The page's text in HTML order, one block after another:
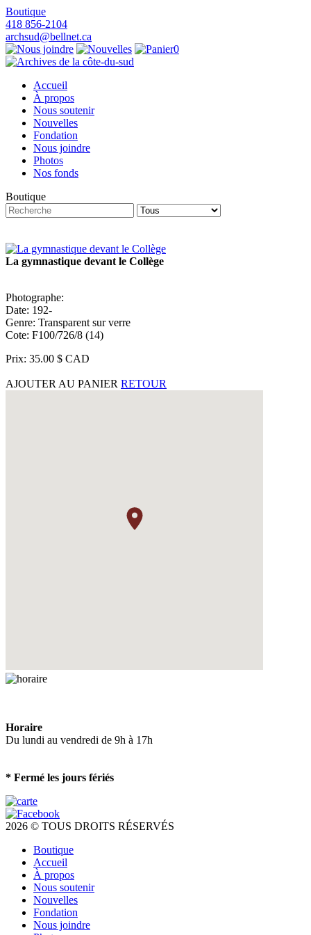
Boutique
418 856-2104
archsud@bellnet.ca
0
Accueil
À propos
Nous soutenir
Nouvelles
Fondation
Nous joindre
Photos
Nos fonds
Boutique
La gymnastique devant le Collège
Photographe:
Date: 192-
Genre: Transparent sur verre
Cote: F100/726/8 (14)
Prix: 35.00 $ CAD
AJOUTER AU PANIER RETOUR
Horaire
Du lundi au vendredi de 9h à 17h
* Fermé les jours fériés
2026 © TOUS DROITS RÉSERVÉS
Boutique
Accueil
À propos
Nous soutenir
Nouvelles
Fondation
Nous joindre